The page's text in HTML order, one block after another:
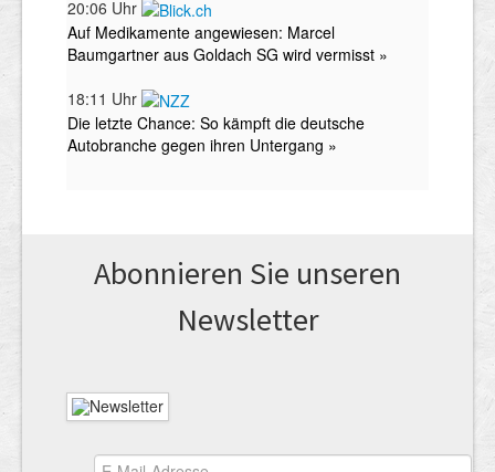
Abonnieren Sie unseren
News­letter